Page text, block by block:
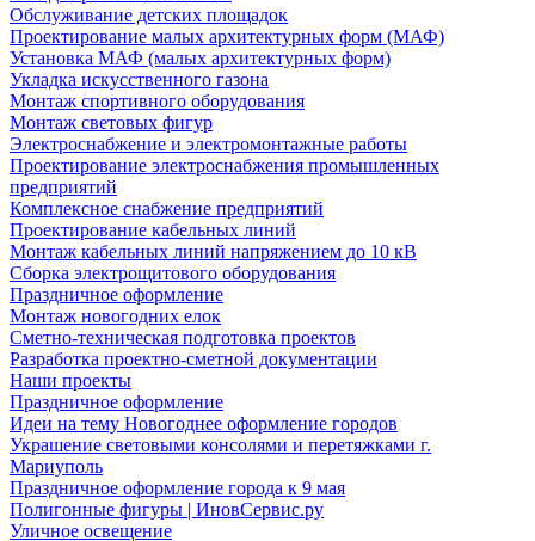
Обслуживание детских площадок
Проектирование малых архитектурных форм (МАФ)
Установка МАФ (малых архитектурных форм)
Укладка искусственного газона
Монтаж спортивного оборудования
Монтаж световых фигур
Электроснабжение и электромонтажные работы
Проектирование электроснабжения промышленных
предприятий
Комплексное снабжение предприятий
Проектирование кабельных линий
Монтаж кабельных линий напряжением до 10 кВ
Сборка электрощитового оборудования
Праздничное оформление
Монтаж новогодних елок
Сметно-техническая подготовка проектов
Разработка проектно-сметной документации
Наши проекты
Праздничное оформление
Идеи на тему Новогоднее оформление городов
Украшение световыми консолями и перетяжками г.
Мариуполь
Праздничное оформление города к 9 мая
Полигонные фигуры | ИновСервис.ру
Уличное освещение